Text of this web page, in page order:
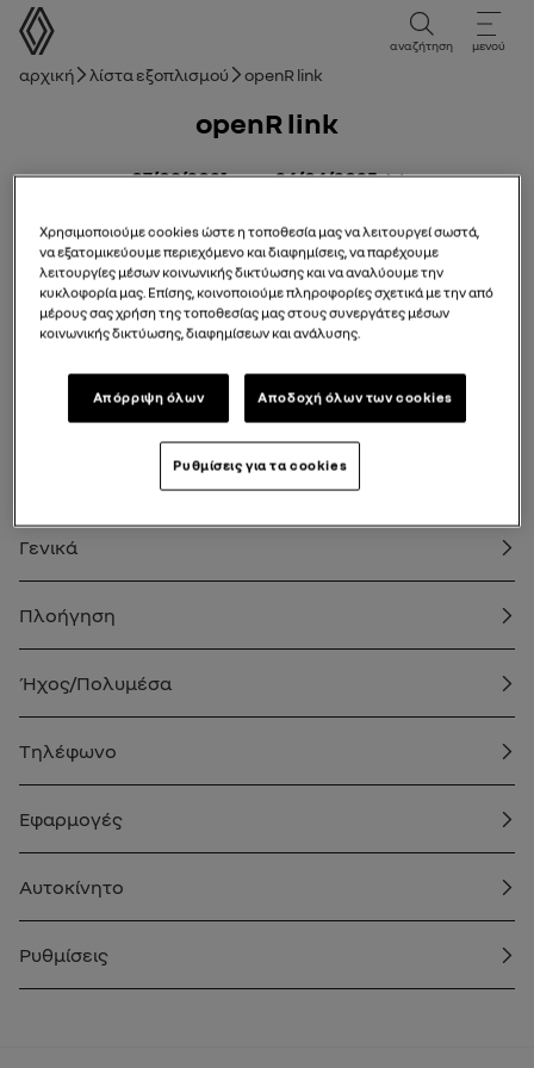
Εγχειρίδιο χρήστη
αναζήτηση μενού
Ναυσιπλοϊκή γραμμή
Αρχική Λίστα εξοπλισμού openR link
openR link
07/09/2021προς24/04/2025
Εγχειρίδιο Οδηγός PDF Αναζήτηση
Προσθήκη στα αγαπημένα
Κοινή χρήση
Η ειδοποίηση σας
Προφυλάξεις κατά τη χρήση
Γενικά
Πλοήγηση
Ήχος/Πολυμέσα
Τηλέφωνο
Εφαρμογές
Αυτοκίνητο
Ρυθμίσεις
Χρησιμοποιούμε cookies ώστε η τοποθεσία μας να λειτουργεί σωστά,
να εξατομικεύουμε περιεχόμενο και διαφημίσεις, να παρέχουμε
λειτουργίες μέσων κοινωνικής δικτύωσης και να αναλύουμε την
κυκλοφορία μας. Επίσης, κοινοποιούμε πληροφορίες σχετικά με την από
μέρους σας χρήση της τοποθεσίας μας στους συνεργάτες μέσων
κοινωνικής δικτύωσης, διαφημίσεων και ανάλυσης.
Απόρριψη όλων Αποδοχή όλων των cookies
Ρυθμίσεις για τα cookies